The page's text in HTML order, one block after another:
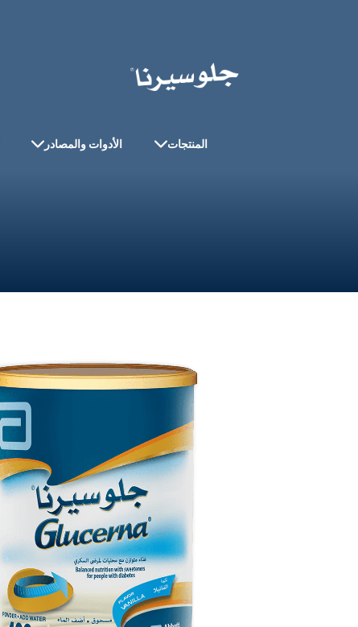
المنتجات الأدوات والمصادر